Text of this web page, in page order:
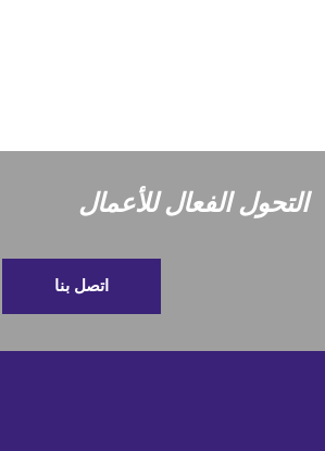
التحول الفعال للأعمال
اتصل بنا